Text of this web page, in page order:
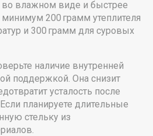
во влажном виде и быстрее
200 грамм утеплителя
и 300 грамм для суровых
наличие внутренней
поддержкой. Она снизит
усталость после
планируете длительные
стельку из